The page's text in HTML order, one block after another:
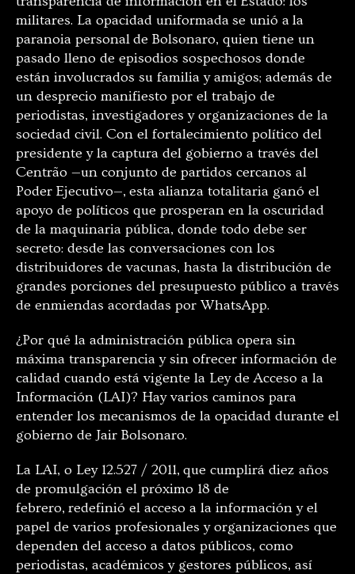
militares. La opacidad uniformada se unió a la
paranoia personal de Bolsonaro, quien tiene un
pasado lleno de episodios sospechosos donde
están involucrados su familia y amigos; además de
un desprecio manifiesto por el trabajo de
periodistas, investigadores y organizaciones de la
sociedad civil. Con el fortalecimiento político del
presidente y la captura del gobierno a través del
Centrão —un conjunto de partidos cercanos al
Poder Ejecutivo—, esta alianza totalitaria ganó el
apoyo de políticos que prosperan en la oscuridad
de la maquinaria pública, donde todo debe ser
secreto: desde las conversaciones con los
distribuidores de vacunas, hasta la distribución de
grandes porciones del presupuesto público a través
de enmiendas acordadas por WhatsApp.
¿Por qué la administración pública opera sin
máxima transparencia y sin ofrecer información de
calidad cuando está vigente la Ley de Acceso a la
Información (LAI)? Hay varios caminos para
entender los mecanismos de la opacidad durante el
gobierno de Jair Bolsonaro.
La LAI, o Ley 12.527 / 2011, que cumplirá diez años
de promulgación el próximo 18 de
febrero, redefinió el acceso a la información y el
papel de varios profesionales y organizaciones que
dependen del acceso a datos públicos, como
periodistas, académicos y gestores públicos, así